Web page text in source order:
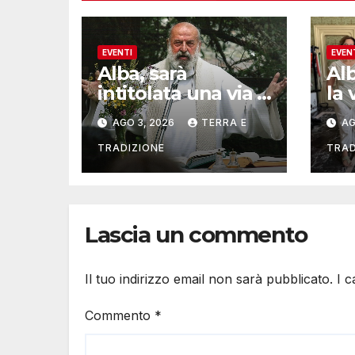
EVENTI
Alba, sarà
intitolata una via a
Don Valentino
Vaccaneo
AGO 3, 2026 TERRA E
TRADIZIONE
la
Lascia un commento
Il tuo indirizzo email non sarà pubblicato. I
Commento *